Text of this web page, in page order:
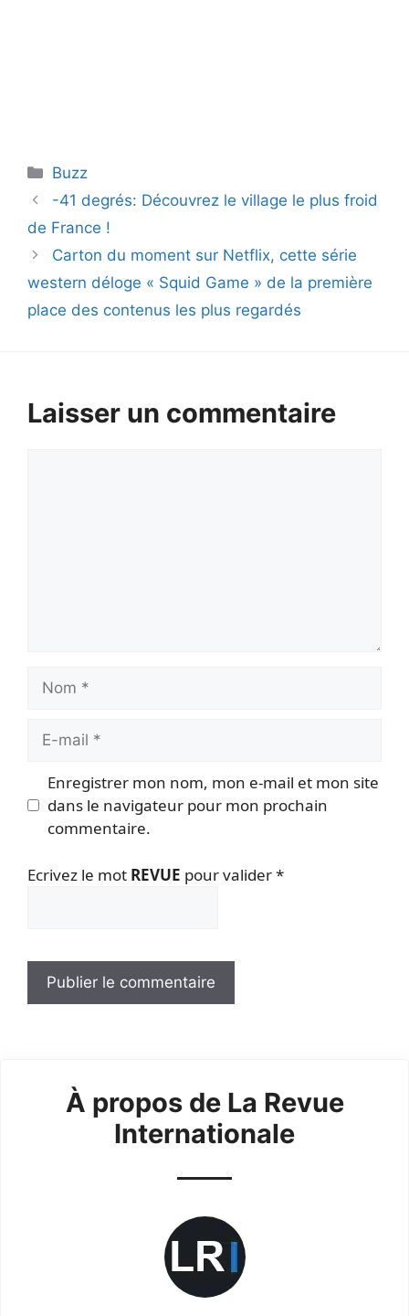
Catégories
Buzz
-41 degrés: Découvrez le village le plus froid
de France !
Carton du moment sur Netflix, cette série
western déloge « Squid Game » de la première
place des contenus les plus regardés
Laisser un commentaire
Nom
Enregistrer mon nom, mon e-mail et mon site
dans le navigateur pour mon prochain
commentaire.
Ecrivez le mot REVUE pour valider*
À propos de La Revue
Internationale